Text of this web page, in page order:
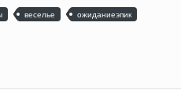
веселье ожиданиеэпик